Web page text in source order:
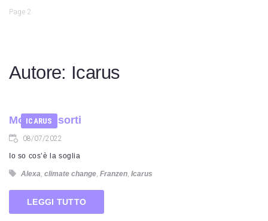
Page 2
Autore: Icarus
ICARUS
Morti e Risorti
08/07/2022
Io so cos’è la soglia
Alexa, climate change, Franzen, Icarus
LEGGI TUTTO